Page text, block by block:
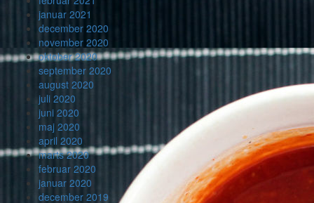
januar 2021
december 2020
november 2020
oktober 2020
september 2020
august 2020
juli 2020
juni 2020
maj 2020
april 2020
marts 2020
februar 2020
januar 2020
december 2019